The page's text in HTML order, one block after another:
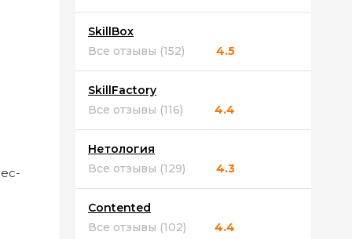
SkillBox
Все отзывы (152)
4.5
SkillFactory
Все отзывы (116)
4.4
Нетология
Все отзывы (129)
4.3
Contented
Все отзывы (102)
4.4